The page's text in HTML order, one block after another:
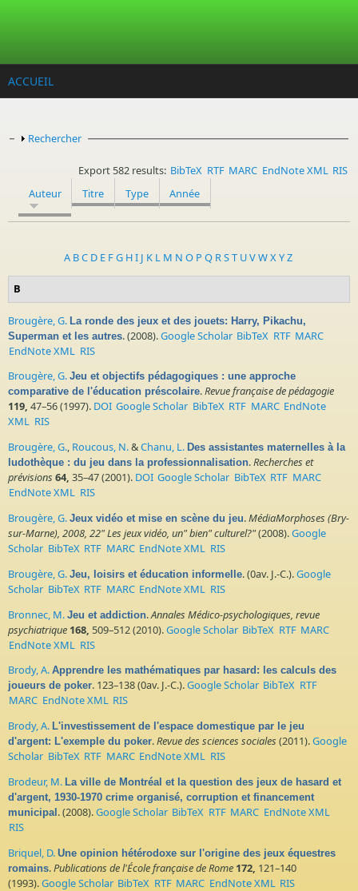
ACCUEIL
Afficher
Rechercher
Export 582 results: BibTeX RTF MARC EndNote XML RIS
Auteur
Titre Type Année
A BC D E FG HI J K L M N O P Q RST UVWXYZ
B
Brougère, G. La ronde des jeux et des jouets: Harry, Pikachu,
Superman et les autres. (2008).Google Scholar BibTeX RTF MARC
EndNote XML
RIS
Brougère, G. Jeu et objectifs pédagogiques : une approche
comparative de l'éducation préscolaire.Revue française de pédagogie
119, 47–56 (1997). DOI Google Scholar BibTeX RTF MARC EndNote
XML RIS
Brougère, G., Roucous, N.&Chanu, L. Des assistantes maternelles à la
ludothèque : du jeu dans la professionnalisation.Recherches et
prévisions 64, 35–47 (2001). DOI Google Scholar BibTeX RTF MARC
EndNote XML RIS
Brougère, G. Jeux vidéo et mise en scène du jeu.MédiaMorphoses (Bry-
sur-Marne), 2008, 22" Les jeux vidéo, un" bien" culturel?"(2008).Google
Scholar BibTeX RTF MARC EndNote XML RIS
Brougère, G. Jeu, loisirs et éducation informelle. (0av. J.-C.).Google
Scholar BibTeX RTF MARC EndNote XML RIS
Bronnec, M. Jeu et addiction.Annales Médico-psychologiques, revue
psychiatrique 168, 509–512 (2010).Google Scholar BibTeX RTF MARC
EndNote XML
RIS
Brody, A. Apprendre les mathématiques par hasard: les calculs des
joueurs de poker. 123–138 (0av. J.-C.).Google Scholar BibTeX RTF
MARC EndNote XML RIS
Brody, A. L'investissement de l'espace domestique par le jeu
d'argent: L'exemple du poker.Revue des sciences sociales (2011).Google
Scholar BibTeX RTF MARC EndNote XML RIS
Brodeur, M. La ville de Montréal et la question des jeux de hasard et
d'argent, 1930-1970 crime organisé, corruption et financement
municipal . (2008).Google Scholar BibTeX RTF MARC EndNote XML
RIS
Briquel, D. Une opinion hétérodoxe sur l'origine des jeux équestres
romains.Publications de l'École française de Rome 172, 121–140
(1993).Google Scholar BibTeX RTF MARC EndNote XML RIS